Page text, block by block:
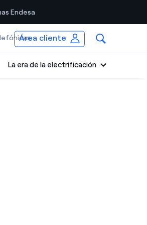
Endesa
Área cliente
La era de la electrificación